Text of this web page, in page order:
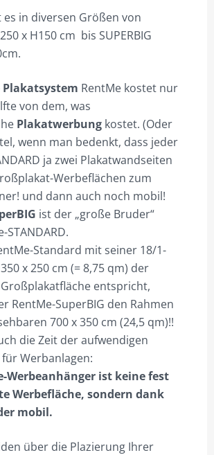
es in diversen Größen von
x H150 cm bis SUPERBIG
Plakatsystem RentMe kostet nur
von dem, was
Plakatwerbung kostet. (Oder
wenn man bedenkt, dass jeder
ja zwei Plakatwandseiten
Werbeflächen zum
und dann auch noch mobil!
ist der „große Bruder“
STANDARD.
Standard mit seiner 18/1-
x 250 cm (= 8,75 qm) der
entspricht,
RentMe-SuperBIG den Rahmen
700 x 350 cm (24,5 qm)!!
die Zeit der aufwendigen
Werbanlagen:
Werbeanhänger ist keine fest
Werbefläche, sondern dank
mobil.
über die Plazierung Ihrer